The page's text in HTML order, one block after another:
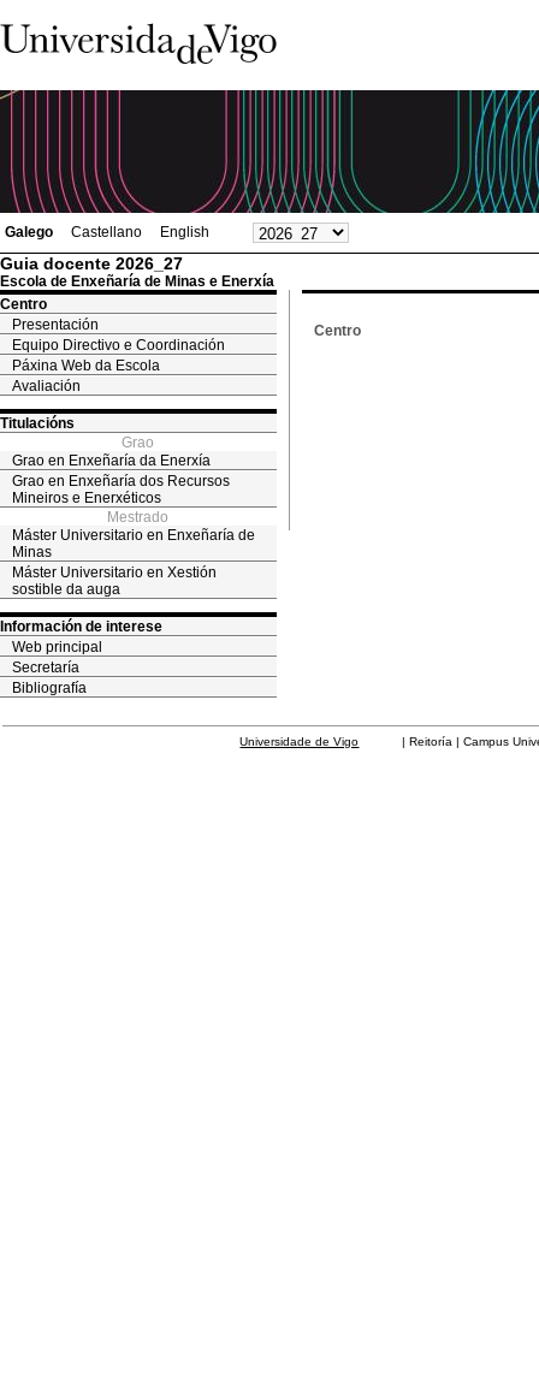
Galego Castellano English
Guia docente 2026_27
Escola de Enxeñaría de Minas e Enerxía
Centro
Presentación
Equipo Directivo e Coordinación
Páxina Web da Escola
Avaliación
Titulacións
Grao
Grao en Enxeñaría da Enerxía
Grao en Enxeñaría dos Recursos
Mineiros e Enerxéticos
Mestrado
Máster Universitario en Enxeñaría de
Minas
Máster Universitario en Xestión
sostible da auga
Información de interese
Web principal
Secretaría
Bibliografía
Centro
Universidade de Vigo | Reitoría | Campus